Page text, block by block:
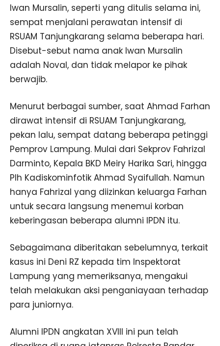
Iwan Mursalin, seperti yang ditulis selama ini,
sempat menjalani perawatan intensif di
RSUAM Tanjungkarang selama beberapa hari.
Disebut-sebut nama anak Iwan Mursalin
adalah Noval, dan tidak melapor ke pihak
berwajib.
Menurut berbagai sumber, saat Ahmad Farhan
dirawat intensif di RSUAM Tanjungkarang,
pekan lalu, sempat datang beberapa petinggi
Pemprov Lampung. Mulai dari Sekprov Fahrizal
Darminto, Kepala BKD Meiry Harika Sari, hingga
Plh Kadiskominfotik Ahmad Syaifullah. Namun
hanya Fahrizal yang diizinkan keluarga Farhan
untuk secara langsung menemui korban
keberingasan beberapa alumni IPDN itu.
Sebagaimana diberitakan sebelumnya, terkait
kasus ini Deni RZ kepada tim Inspektorat
Lampung yang memeriksanya, mengakui
telah melakukan aksi penganiayaan terhadap
para juniornya.
Alumni IPDN angkatan XVIII ini pun telah